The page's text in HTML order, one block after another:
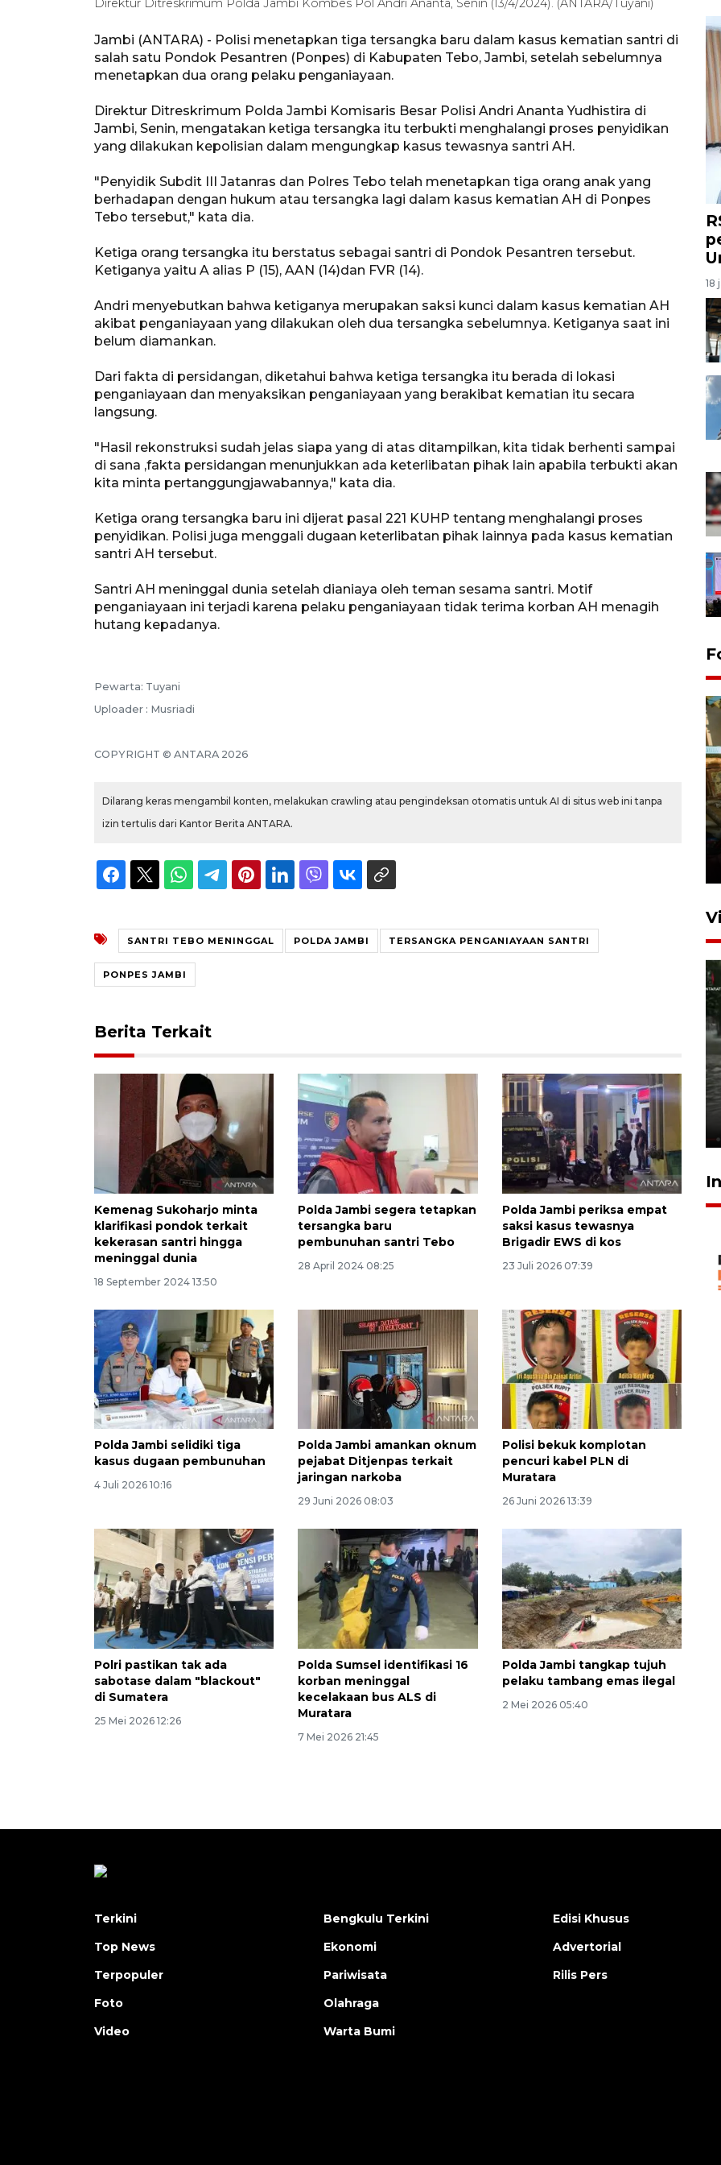
Direktur Ditreskrimum Polda Jambi Kombes Pol Andri Ananta, Senin (13/4/2024). (ANTARA/Tuyani)
Jambi (ANTARA) - Polisi menetapkan tiga tersangka baru dalam kasus kematian santri di
salah satu Pondok Pesantren (Ponpes) di Kabupaten Tebo, Jambi, setelah sebelumnya
menetapkan dua orang pelaku penganiayaan.
Direktur Ditreskrimum Polda Jambi Komisaris Besar Polisi Andri Ananta Yudhistira di
Jambi, Senin, mengatakan ketiga tersangka itu terbukti menghalangi proses penyidikan
yang dilakukan kepolisian dalam mengungkap kasus tewasnya santri AH.
"Penyidik Subdit III Jatanras dan Polres Tebo telah menetapkan tiga orang anak yang
berhadapan dengan hukum atau tersangka lagi dalam kasus kematian AH di Ponpes
Tebo tersebut," kata dia.
Ketiga orang tersangka itu berstatus sebagai santri di Pondok Pesantren tersebut.
Ketiganya yaitu A alias P (15), AAN (14)dan FVR (14).
Andri menyebutkan bahwa ketiganya merupakan saksi kunci dalam kasus kematian AH
akibat penganiayaan yang dilakukan oleh dua tersangka sebelumnya. Ketiganya saat ini
belum diamankan.
Dari fakta di persidangan, diketahui bahwa ketiga tersangka itu berada di lokasi
penganiayaan dan menyaksikan penganiayaan yang berakibat kematian itu secara
langsung.
"Hasil rekonstruksi sudah jelas siapa yang di atas ditampilkan, kita tidak berhenti sampai
di sana ,fakta persidangan menunjukkan ada keterlibatan pihak lain apabila terbukti akan
kita minta pertanggungjawabannya," kata dia.
Ketiga orang tersangka baru ini dijerat pasal 221 KUHP tentang menghalangi proses
penyidikan. Polisi juga menggali dugaan keterlibatan pihak lainnya pada kasus kematian
santri AH tersebut.
Santri AH meninggal dunia setelah dianiaya oleh teman sesama santri. Motif
penganiayaan ini terjadi karena pelaku penganiayaan tidak terima korban AH menagih
hutang kepadanya.
Pewarta: Tuyani
Uploader : Musriadi
COPYRIGHT © ANTARA 2026
Dilarang keras mengambil konten, melakukan crawling atau pengindeksan otomatis untuk AI di situs web ini tanpa
izin tertulis dari Kantor Berita ANTARA.
SANTRI TEBO MENINGGAL POLDA JAMBI TERSANGKA PENGANIAYAAN SANTRI
PONPES JAMBI
Berita Terkait
Kemenag Sukoharjo minta
klarifikasi pondok terkait
kekerasan santri hingga
meninggal dunia
18 September 2024 13:50
Polda Jambi segera tetapkan
tersangka baru
pembunuhan santri Tebo
28 April 2024 08:25
Polda Jambi periksa empat
saksi kasus tewasnya
Brigadir EWS di kos
23 Juli 2026 07:39
Polda Jambi selidiki tiga
kasus dugaan pembunuhan
4 Juli 2026 10:16
Polda Jambi amankan oknum
pejabat Ditjenpas terkait
jaringan narkoba
29 Juni 2026 08:03
Polisi bekuk komplotan
pencuri kabel PLN di
Muratara
26 Juni 2026 13:39
Polri pastikan tak ada
sabotase dalam "blackout"
di Sumatera
25 Mei 2026 12:26
Polda Sumsel identifikasi 16
korban meninggal
kecelakaan bus ALS di
Muratara
7 Mei 2026 21:45
Polda Jambi tangkap tujuh
pelaku tambang emas ilegal
2 Mei 2026 05:40
18
bom di MAN 3 Padang korban
perundungan - VIDEO
15 Juli 2026 11:33
Belanja turis asing beri angin
segar bagi ekonomi
Terkini
Top News
Terpopuler
Foto
Video
Bengkulu Terkini
Ekonomi
Pariwisata
Olahraga
Warta Bumi
Edisi Khusus
Advertorial
Rilis Pers